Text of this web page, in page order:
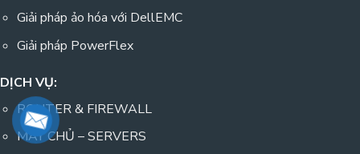
Giải pháp ảo hóa với DellEMC
Giải pháp PowerFlex
DỊCH VỤ:
ROUTER & FIREWALL
MÁY CHỦ – SERVERS